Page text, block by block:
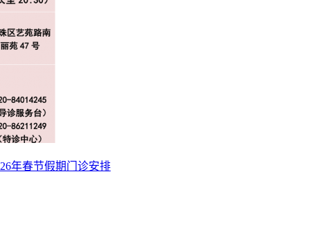
年春节假期门诊安排